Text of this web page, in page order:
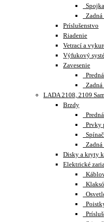
Spojka
Zadná
Príslušenstvo
Riadenie
Vetrací a
Výfukový
Zavesenie
Zadná
LADA 2108, 2109
Brzdy
Prvky
Zadná
Disky a kryty
Elektrické